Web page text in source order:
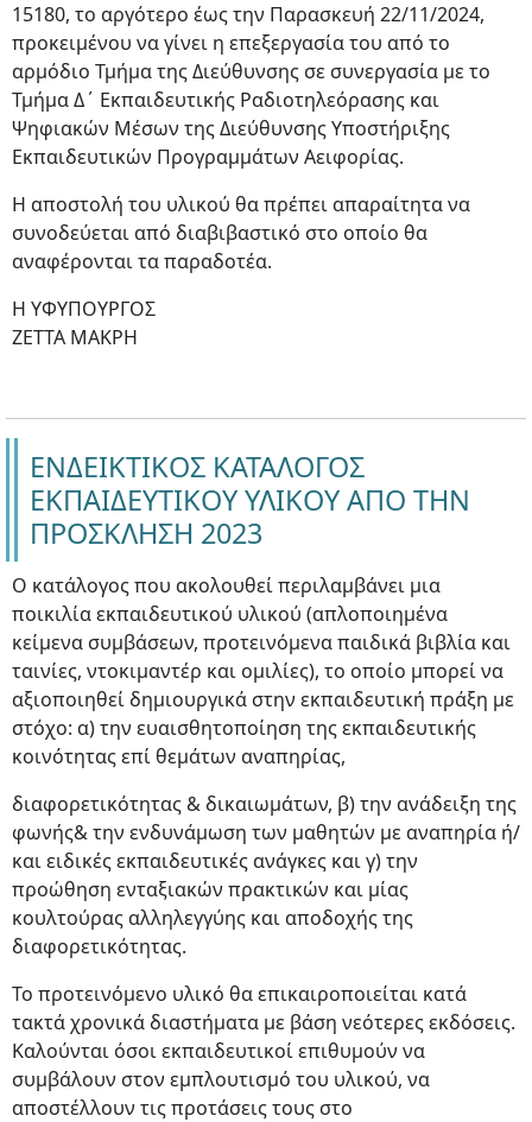
15180, το αργότερο έως την Παρασκευή 22/11/2024,
προκειμένου να γίνει η επεξεργασία του από το
αρμόδιο Τμήμα της Διεύθυνσης σε συνεργασία με το
Τμήμα Δ΄ Εκπαιδευτικής Ραδιοτηλεόρασης και
Ψηφιακών Μέσων της Διεύθυνσης Υποστήριξης
Εκπαιδευτικών Προγραμμάτων Αειφορίας.
Η αποστολή του υλικού θα πρέπει απαραίτητα να
συνοδεύεται από διαβιβαστικό στο οποίο θα
αναφέρονται τα παραδοτέα.
Η ΥΦΥΠΟΥΡΓΟΣ
ΖΕΤΤΑ ΜΑΚΡΗ
ΕΝΔΕΙΚΤΙΚΟΣ ΚΑΤΑΛΟΓΟΣ
ΕΚΠΑΙΔΕΥΤΙΚΟΥ ΥΛΙΚΟΥ ΑΠΟ ΤΗΝ
ΠΡΟΣΚΛΗΣΗ 2023
Ο κατάλογος που ακολουθεί περιλαμβάνει μια
ποικιλία εκπαιδευτικού υλικού (απλοποιημένα
κείμενα συμβάσεων, προτεινόμενα παιδικά βιβλία και
ταινίες, ντοκιμαντέρ και ομιλίες), το οποίο μπορεί να
αξιοποιηθεί δημιουργικά στην εκπαιδευτική πράξη με
στόχο: α) την ευαισθητοποίηση της εκπαιδευτικής
κοινότητας επί θεμάτων αναπηρίας,
διαφορετικότητας & δικαιωμάτων, β) την ανάδειξη της
φωνής& την ενδυνάμωση των μαθητών με αναπηρία ή/
και ειδικές εκπαιδευτικές ανάγκες και γ) την
προώθηση ενταξιακών πρακτικών και μίας
κουλτούρας αλληλεγγύης και αποδοχής της
διαφορετικότητας.
Το προτεινόμενο υλικό θα επικαιροποιείται κατά
τακτά χρονικά διαστήματα με βάση νεότερες εκδόσεις.
Καλούνται όσοι εκπαιδευτικοί επιθυμούν να
συμβάλουν στον εμπλουτισμό του υλικού, να
αποστέλλουν τις προτάσεις τους στο